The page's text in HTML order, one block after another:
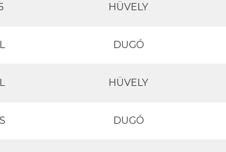
HÜVELY
DUGÓ
HÜVELY
DUGÓ